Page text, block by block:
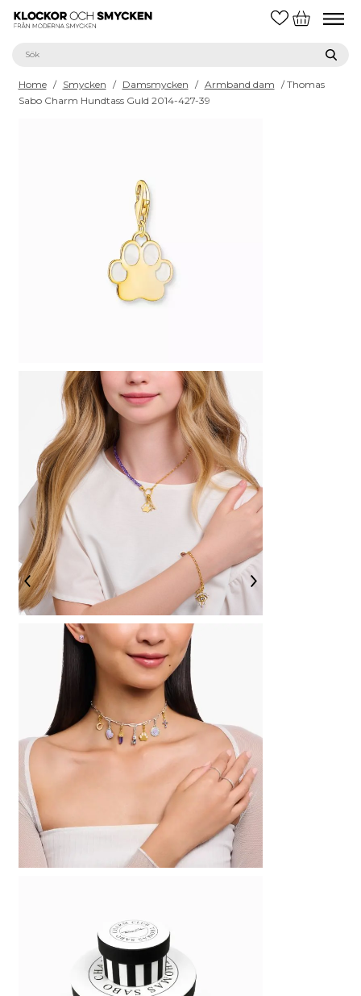
Home / Smycken / Damsmycken / Armband dam / Thomas
Sabo Charm Hundtass Guld 2014-427-39